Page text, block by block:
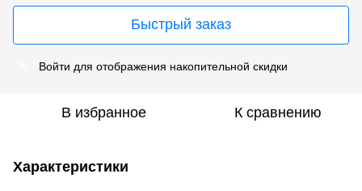
Быстрый заказ
Войти для отображения накопительной скидки
В избранное К сравнению
Характеристики